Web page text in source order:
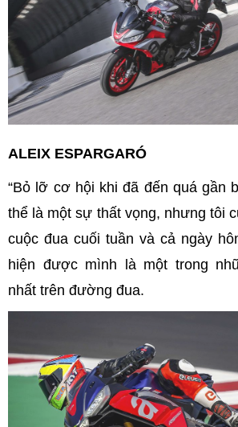
ALEIX ESPARGARÓ
“Bỏ lỡ cơ hội khi đã đến quá gần
thể là một sự thất vọng, nhưng tôi
cuộc đua cuối tuần và cả ngày
hiện được mình là một trong
nhất trên đường đua.